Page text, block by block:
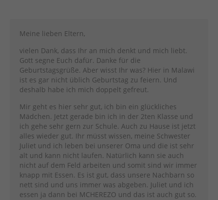
Meine lieben Eltern,
vielen Dank, dass Ihr an mich denkt und mich liebt.
Gott segne Euch dafür. Danke für die
Geburtstagsgrüße. Aber wisst Ihr was? Hier in Malawi
ist es gar nicht üblich Geburtstag zu feiern. Und
deshalb habe ich mich doppelt gefreut.
Mir geht es hier sehr gut, ich bin ein glückliches
Mädchen. Jetzt gerade bin ich in der 2ten Klasse und
ich gehe sehr gern zur Schule. Auch zu Hause ist jetzt
alles wieder gut. Ihr müsst wissen, meine Schwester
Juliet und ich leben bei unserer Oma und die ist sehr
alt und kann nicht laufen. Natürlich kann sie auch
nicht auf dem Feld arbeiten und somit sind wir immer
knapp mit Essen. Es ist gut, dass unsere Nachbarn so
nett sind und uns immer was abgeben. Juliet und ich
essen ja dann bei MCHEREZO und das ist auch gut so.